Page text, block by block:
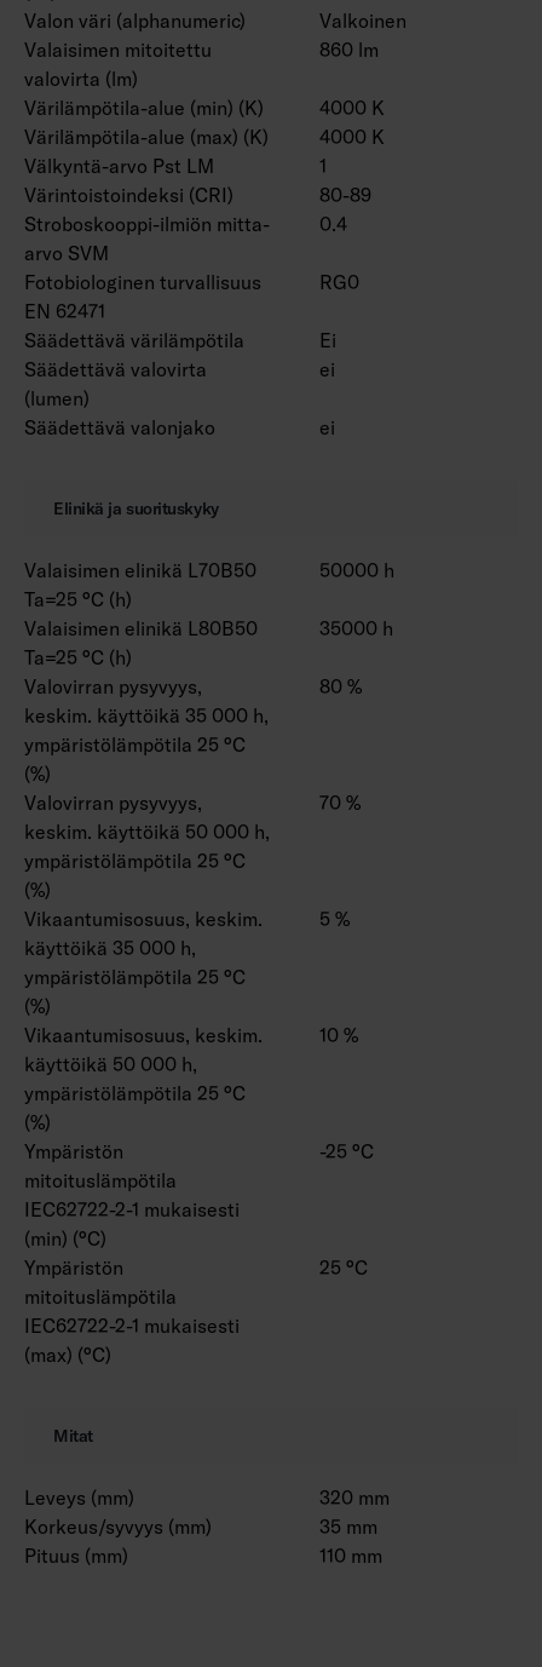
Valon väri (alphanumeric)
Valkoinen
Valaisimen mitoitettu
valovirta (lm)
860 lm
Värilämpötila-alue (min) (K)
4000 K
Värilämpötila-alue (max) (K)
4000 K
Välkyntä-arvo Pst LM
1
Värintoistoindeksi (CRI)
80-89
Stroboskooppi-ilmiön mitta-
arvo SVM
0.4
Fotobiologinen turvallisuus
EN 62471
RG0
Säädettävä värilämpötila
Ei
Säädettävä valovirta
(lumen)
ei
Säädettävä valonjako ei
Elinikä ja suorituskyky
Valaisimen elinikä L70B50
Ta=25 °C (h)
50000 h
Valaisimen elinikä L80B50
Ta=25 °C (h)
35000 h
Valovirran pysyvyys,
keskim. käyttöikä 35 000 h,
ympäristölämpötila 25 °C
(%)
80 %
Valovirran pysyvyys,
keskim. käyttöikä 50 000 h,
ympäristölämpötila 25 °C
(%)
70 %
Vikaantumisosuus, keskim.
käyttöikä 35 000 h,
ympäristölämpötila 25 °C
(%)
5 %
Vikaantumisosuus, keskim.
käyttöikä 50 000 h,
ympäristölämpötila 25 °C
(%)
10 %
Ympäristön
mitoituslämpötila
IEC62722-2-1 mukaisesti
(min) (°C)
-25 °C
Ympäristön
mitoituslämpötila
IEC62722-2-1 mukaisesti
(max) (°C)
25 °C
Mitat
Leveys (mm)
320 mm
Korkeus/syvyys (mm)
35 mm
Pituus (mm)
110 mm